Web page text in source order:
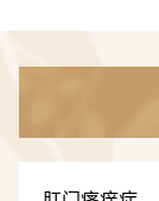
科室汇聚高
中正高职称1名